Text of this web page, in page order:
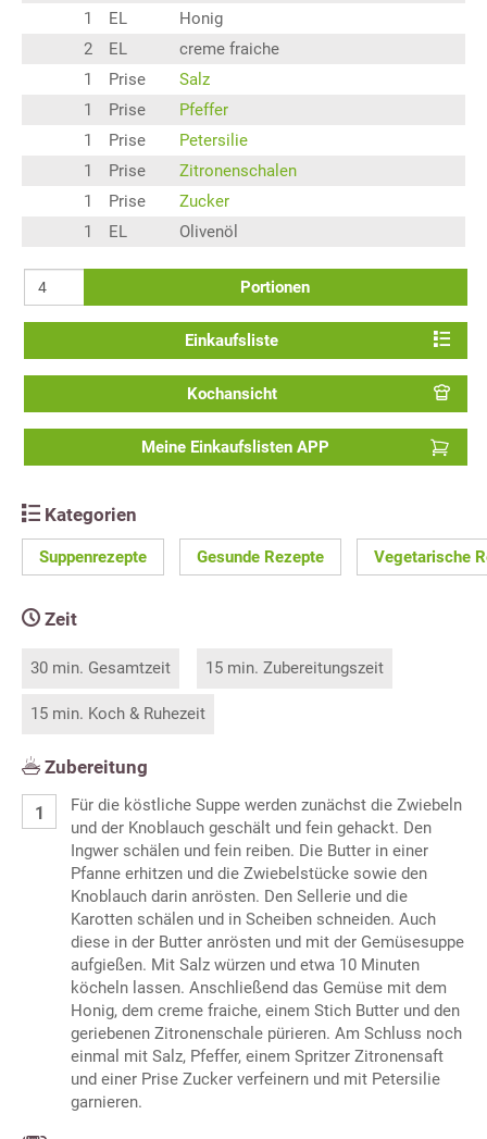
1
EL
Honig
2
EL
creme fraiche
1
Prise
Salz
1
Prise
Pfeffer
1
Prise
Petersilie
1
Prise
Zitronenschalen
1
Prise
Zucker
1
EL Olivenöl
Portionen
Einkaufsliste
Kochansicht
Meine Einkaufslisten APP
Kategorien
Suppenrezepte Gesunde Rezepte Vegetarische
Zeit
30 min. Gesamtzeit 15 min. Zubereitungszeit
15 min. Koch & Ruhezeit
Zubereitung
Für die köstliche Suppe werden zunächst die Zwiebeln
und der Knoblauch geschält und fein gehackt. Den
Ingwer schälen und fein reiben. Die Butter in einer
Pfanne erhitzen und die Zwiebelstücke sowie den
Knoblauch darin anrösten. Den Sellerie und die
Karotten schälen und in Scheiben schneiden. Auch
diese in der Butter anrösten und mit der Gemüsesuppe
aufgießen. Mit Salz würzen und etwa 10 Minuten
köcheln lassen. Anschließend das Gemüse mit dem
Honig, dem creme fraiche, einem Stich Butter und den
geriebenen Zitronenschale pürieren. Am Schluss noch
einmal mit Salz, Pfeffer, einem Spritzer Zitronensaft
und einer Prise Zucker verfeinern und mit Petersilie
garnieren.